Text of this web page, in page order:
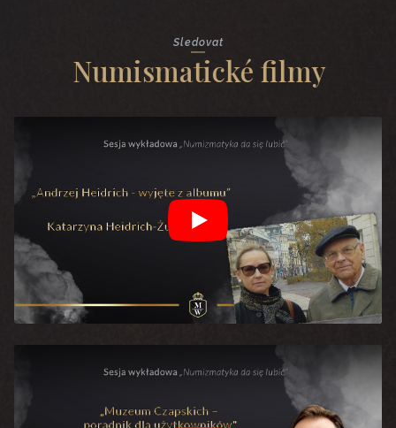
Sledovat
Numismatické filmy
Play